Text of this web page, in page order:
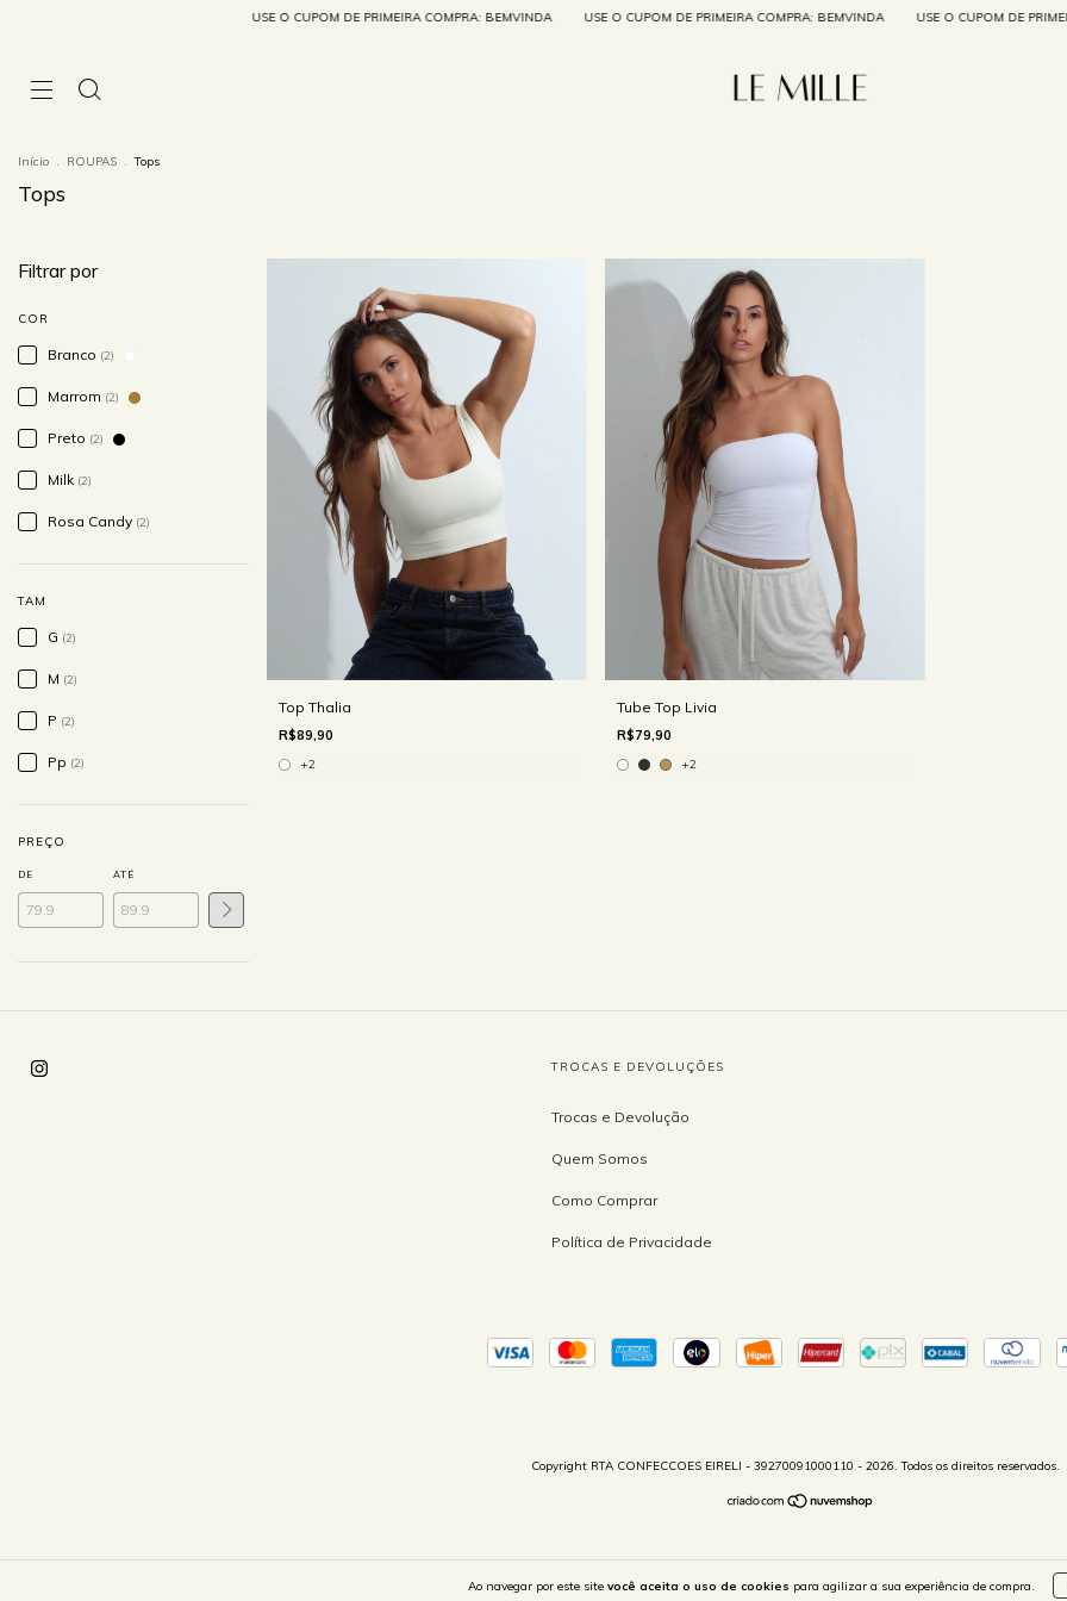
USE O CUPOM DE PRIMEIRA COMPRA: BEMVINDA USE O CUPOM DE PRIMEIRA COMPRA: BEMVINDA USE O CUPOM DE
Ao navegar por este site você aceita o uso de cookies para agilizar a sua experiência de compra.
Início . ROUPAS . Tops
Tops
Filtrar por
COR
Branco (2)
Marrom (2)
Preto (2)
Milk (2)
Rosa Candy (2)
TAM
G (2)
M (2)
P (2)
Pp (2)
PREÇO
DE ATÉ
Top Thalia
R$89,90
+2
Tube Top Livia
R$79,90
+2
TROCAS E DEVOLUÇÕES
Trocas e Devolução
Quem Somos
Como Comprar
Política de Privacidade
Copyright RTA CONFECCOES EIRELI - 39270091000110 - 2026. Todos os direitos reservados.